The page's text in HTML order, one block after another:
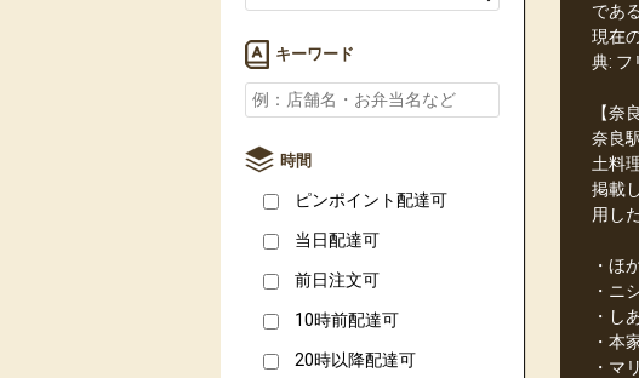
キーワード
時間
ピンポイント配達可
当日配達可
前日注文可
10時前配達可
20時以降配達可
である
現在
典: フ
【奈
奈良
土料
掲載
用し
・ほ
・ニ
・し
・本
・マ